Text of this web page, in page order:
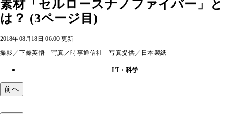
素材「セルロースナノファイバー」と
は？ (3ページ目)
2018年08月18日 06:00 更新
撮影／下條英悟 写真／時事通信社 写真提供／日本製紙
IT・科学
前へ